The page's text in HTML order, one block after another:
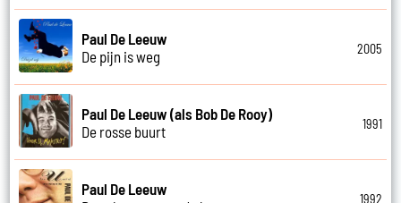
Paul De Leeuw
De pijn is weg
2005
Paul De Leeuw (als Bob De Rooy)
De rosse buurt
1991
Paul De Leeuw
1992